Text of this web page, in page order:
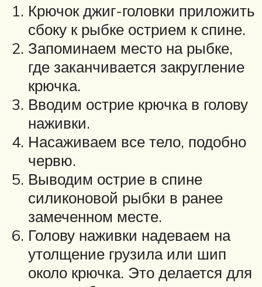
Крючок джиг-головки приложить
сбоку к рыбке острием к спине.
Запоминаем место на рыбке,
где заканчивается закругление
крючка.
Вводим острие крючка в голову
наживки.
Насаживаем все тело, подобно
червю.
Выводим острие в спине
силиконовой рыбки в ранее
замеченном месте.
Голову наживки надеваем на
утолщение грузила или шип
около крючка. Это делается для